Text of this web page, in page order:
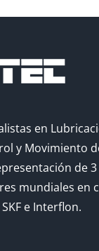
en
y Movimiento
de
mundiales en
e Interflon.